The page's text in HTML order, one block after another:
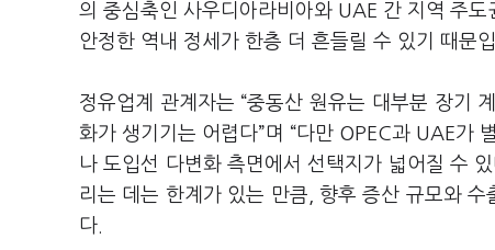
의 중심축인 사우디아라비아와 UAE 간 지역 주
안정한 역내 정세가 한층 더 흔들릴 수 있기 때문
정유업계 관계자는 “중동산 원유는 대부분 장기
화가 생기기는 어렵다”며 “다만 OPEC과 UAE가
나 도입선 다변화 측면에서 선택지가 넓어질 수
리는 데는 한계가 있는 만큼, 향후 증산 규모와
다.